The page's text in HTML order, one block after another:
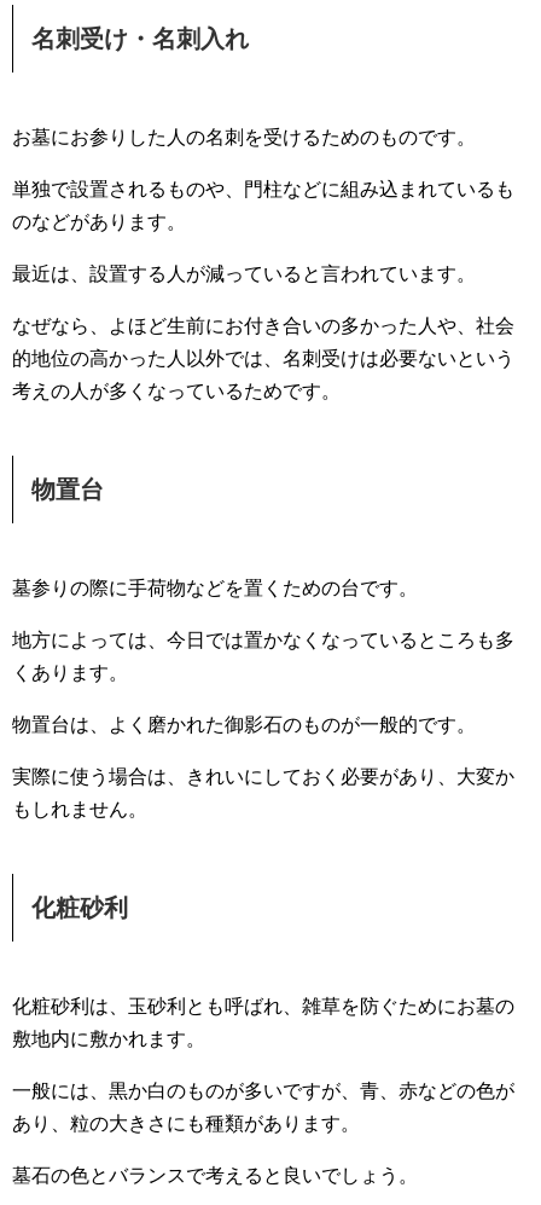
名刺受け・名刺入れ
お墓にお参りした人の名刺を受けるためのものです。
単独で設置されるものや、門柱などに組み込まれているも
のなどがあります。
最近は、設置する人が減っていると言われています。
なぜなら、よほど生前にお付き合いの多かった人や、社会
的地位の高かった人以外では、名刺受けは必要ないという
考えの人が多くなっているためです。
物置台
墓参りの際に手荷物などを置くための台です。
地方によっては、今日では置かなくなっているところも多
くあります。
物置台は、よく磨かれた御影石のものが一般的です。
実際に使う場合は、きれいにしておく必要があり、大変か
もしれません。
化粧砂利
化粧砂利は、玉砂利とも呼ばれ、雑草を防ぐためにお墓の
敷地内に敷かれます。
一般には、黒か白のものが多いですが、青、赤などの色が
あり、粒の大きさにも種類があります。
墓石の色とバランスで考えると良いでしょう。